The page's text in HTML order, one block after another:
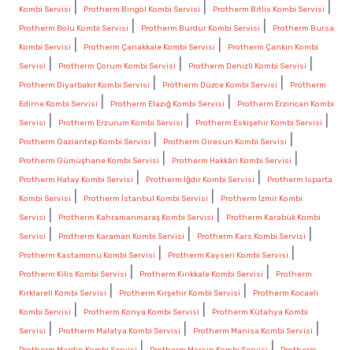
Kombi Servisi
Protherm Bingöl Kombi Servisi Protherm Bitlis Kombi Servisi
Protherm Bolu Kombi Servisi Protherm Burdur Kombi Servisi
Protherm Bursa
Kombi Servisi
Protherm Çanakkale Kombi Servisi
Protherm Çankırı Kombi
Servisi
Protherm Çorum Kombi Servisi Protherm Denizli Kombi Servisi
Protherm Diyarbakır Kombi Servisi Protherm Düzce Kombi Servisi
Protherm
Edirne Kombi Servisi
Protherm Elazığ Kombi Servisi
Protherm Erzincan Kombi
Servisi
Protherm Erzurum Kombi Servisi Protherm Eskişehir Kombi Servisi
Protherm Gaziantep Kombi Servisi Protherm Giresun Kombi Servisi
Protherm Gümüşhane Kombi Servisi Protherm Hakkâri Kombi Servisi
Protherm Hatay Kombi Servisi Protherm Iğdır Kombi Servisi
Protherm Isparta
Kombi Servisi
Protherm İstanbul Kombi Servisi
Protherm İzmir Kombi
Servisi
Protherm Kahramanmaraş Kombi Servisi
Protherm Karabük Kombi
Servisi
Protherm Karaman Kombi Servisi Protherm Kars Kombi Servisi
Protherm Kastamonu Kombi Servisi Protherm Kayseri Kombi Servisi
Protherm Kilis Kombi Servisi Protherm Kırıkkale Kombi Servisi
Protherm
Kırklareli Kombi Servisi
Protherm Kırşehir Kombi Servisi
Protherm Kocaeli
Kombi Servisi
Protherm Konya Kombi Servisi
Protherm Kütahya Kombi
Servisi
Protherm Malatya Kombi Servisi Protherm Manisa Kombi Servisi